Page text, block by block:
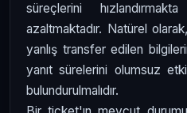
süreçlerini
azaltmaktadır. Natürel
yanlış transfer edilen
yanıt sürelerini olumsuz
bulundurulmalıdır.